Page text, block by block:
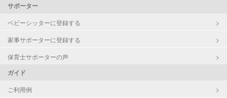
サポーター
ベビーシッターに登録する
家事サポーターに登録する
保育士サポーターの声
ガイド
ご利用例